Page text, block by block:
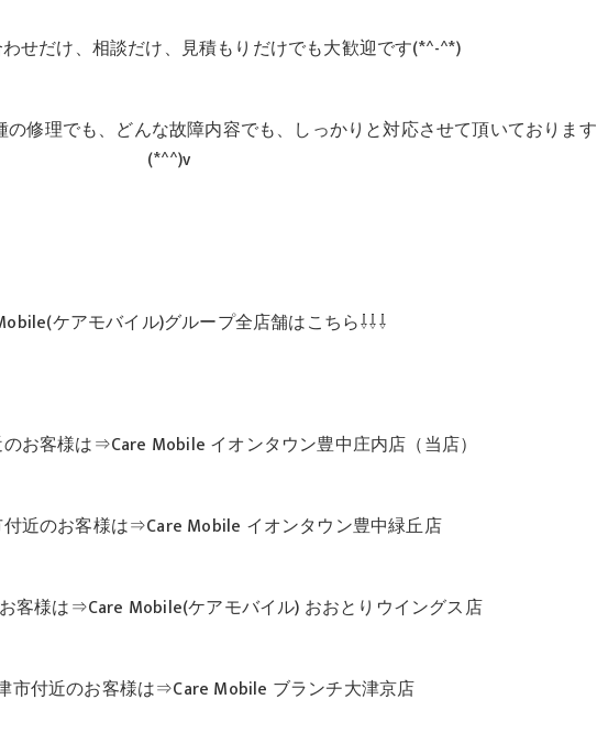
せだけ、相談だけ、見積もりだけでも大歓迎です(*^-^*)
修理でも、どんな故障内容でも、しっかりと対応させて頂いております
(*^^)v
ケアモバイル)グループ全店舗はこちら⇩⇩⇩
お客様は⇒Care Mobile イオンタウン豊中庄内店（当店）
近のお客様は⇒Care Mobile イオンタウン豊中緑丘店
客様は⇒Care Mobile(ケアモバイル) おおとりウイングス店
市付近のお客様は⇒Care Mobile ブランチ大津京店